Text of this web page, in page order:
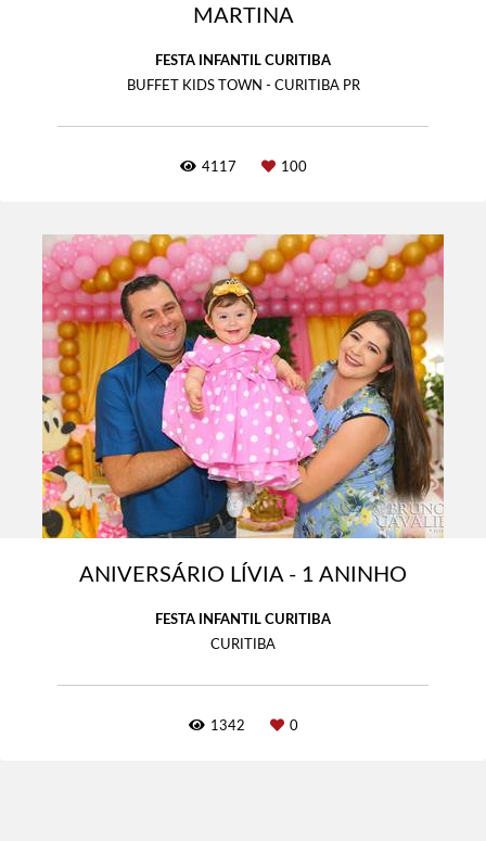
MARTINA
FESTA INFANTIL CURITIBA
BUFFET KIDS TOWN - CURITIBA PR
4117 100
ANIVERSÁRIO LÍVIA - 1 ANINHO
FESTA INFANTIL CURITIBA
CURITIBA
1342 0